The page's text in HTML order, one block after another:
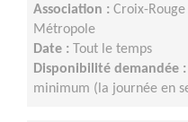
Association : Croix-
Métropole
Date : Tout le temps
Disponibilité demandée :
minimum (la journée en